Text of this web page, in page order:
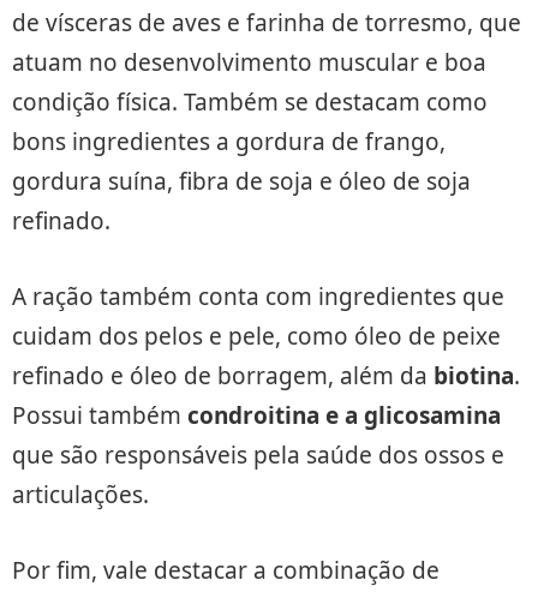
de vísceras de aves e farinha de torresmo, que
atuam no desenvolvimento muscular e boa
condição física. Também se destacam como
bons ingredientes a gordura de frango,
gordura suína, fibra de soja e óleo de soja
refinado.
A ração também conta com ingredientes que
cuidam dos pelos e pele, como óleo de peixe
refinado e óleo de borragem, além da biotina.
Possui também condroitina e a glicosamina
que são responsáveis pela saúde dos ossos e
articulações.
Por fim, vale destacar a combinação de